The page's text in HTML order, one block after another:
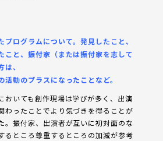
プログラムについて。発見したこと、
こと、振付家（または振付家を志して
は、
活動のプラスになったことなど。
おいても創作現場は学びが多く、出演
わったことでより気づきを得ることが
。振付家、出演者が互いに初対面のな
るところ尊重するところの加減が参考